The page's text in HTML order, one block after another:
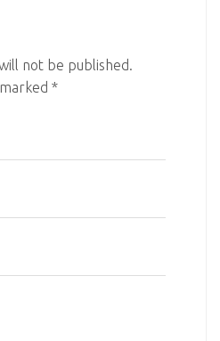
not be published.
*